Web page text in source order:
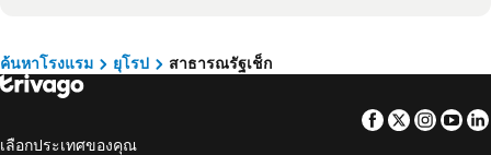
โรงแรม สิงคโปร์
โรงแรม กาลิเซีย
โรงแรม ซาโมส
ค้นหาโรงแรม ยุโรป สาธารณรัฐเช็ก
Facebook
Twitter
เลือกประเทศของคุณ